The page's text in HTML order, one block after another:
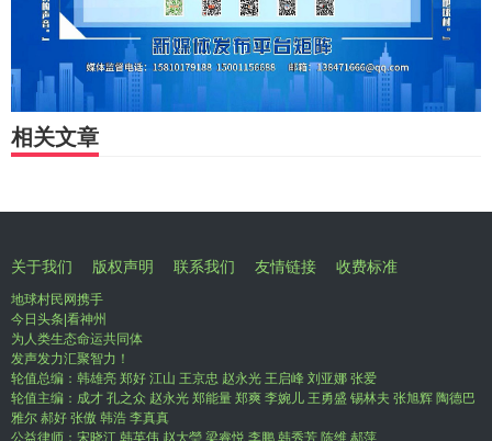
相关文章
关于我们 版权声明 联系我们 友情链接 收费标准
地球村民网携手
今日头条|看神州
为人类生态命运共同体
发声发力汇聚智力！
轮值总编：韩雄亮 郑好 江山 王京忠 赵永光 王启峰 刘亚娜 张爱
轮值主编：成才 孔之众 赵永光 郑能量 郑爽 李婉儿 王勇盛 锡林夫 张旭辉 陶德巴
雅尔 郝好 张傲 韩浩 李真真
公益律师：宋晓江 韩英伟 赵大瑩 梁睿悦 李鹏 韩秀芳 陈维 郝萍